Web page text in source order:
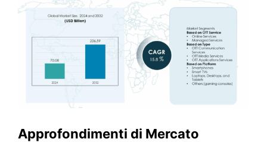
Approfondimenti di Mercato